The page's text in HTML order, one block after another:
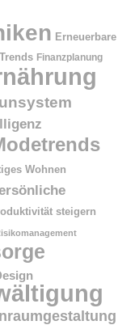
Erneuerbare
Finanzplanung
Wohnen
steigern